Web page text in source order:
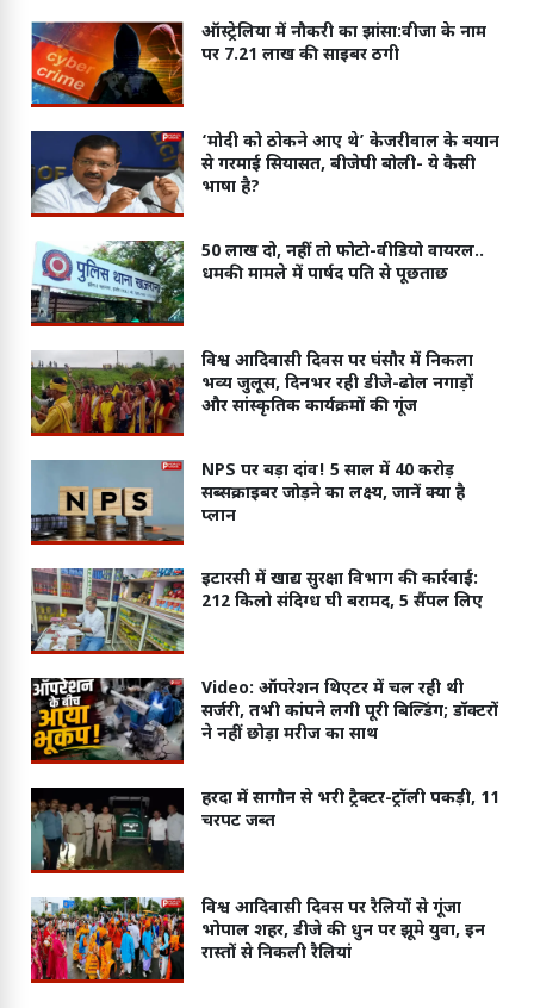
ऑस्ट्रेलिया में नौकरी का झांसा:वीजा के नाम
पर 7.21 लाख की साइबर ठगी
‘मोदी को ठोकने आए थे’ केजरीवाल के बयान
से गरमाई सियासत, बीजेपी बोली- ये कैसी
भाषा है?
50 लाख दो, नहीं तो फोटो-वीडियो वायरल..
धमकी मामले में पार्षद पति से पूछताछ
विश्व आदिवासी दिवस पर घंसौर में निकला
भव्य जुलूस, दिनभर रही डीजे-ढोल नगाड़ों
और सांस्कृतिक कार्यक्रमों की गूंज
NPS पर बड़ा दांव! 5 साल में 40 करोड़
सब्सक्राइबर जोड़ने का लक्ष्य, जानें क्या है
प्लान
इटारसी में खाद्य सुरक्षा विभाग की कार्रवाई:
212 किलो संदिग्ध घी बरामद, 5 सैंपल लिए
Video: ऑपरेशन थिएटर में चल रही थी
सर्जरी, तभी कांपने लगी पूरी बिल्डिंग; डॉक्टरों
ने नहीं छोड़ा मरीज का साथ
हरदा में सागौन से भरी ट्रैक्टर-ट्रॉली पकड़ी, 11
चरपट जब्त
विश्व आदिवासी दिवस पर रैलियों से गूंजा
भोपाल शहर, डीजे की धुन पर झूमे युवा, इन
रास्तों से निकली रैलियां